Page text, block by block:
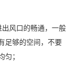
风口的畅通，一般
足够的空间，不要
；